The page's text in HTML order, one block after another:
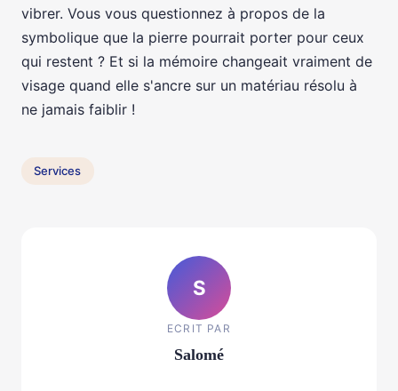
vibrer. Vous vous questionnez à propos de la
symbolique que la pierre pourrait porter pour ceux
qui restent ? Et si la mémoire changeait vraiment de
visage quand elle s'ancre sur un matériau résolu à
ne jamais faiblir !
Services
S
ECRIT PAR
Salomé